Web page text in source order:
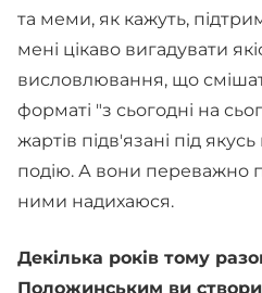
та меми, як кажуть,
мені цікаво вигадувати
висловлювання, що
форматі "з сьогодні на
жартів підв'язані під
подію. А вони переважно
ними надихаюся.
Декілька років тому
Положинським ви